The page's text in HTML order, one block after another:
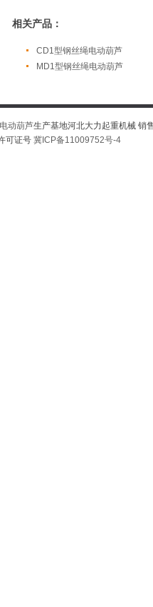
相关产品：
CD1型钢丝绳电动葫芦
MD1型钢丝绳电动葫芦
动葫芦生产基地河北大力起重机械 销
可证号 冀ICP备11009752号-4